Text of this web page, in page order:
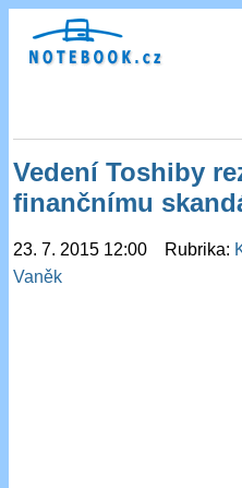
Vedení Toshiby
finančnímu
23. 7. 2015 12:00 Rubrika:
Vaněk